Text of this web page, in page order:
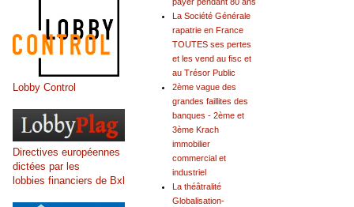
La Société Générale
rapatrie en France
TOUTES ses pertes
et les vend au fisc et
au Trésor Public
2ème vague des
grandes faillites des
banques - 2ème et
3ème Krach
immobilier
commercial et
industriel
La théâtralité
Globalisation-
Lobby Control
Directives européennes
dictées par les
lobbies financiers de Bxl